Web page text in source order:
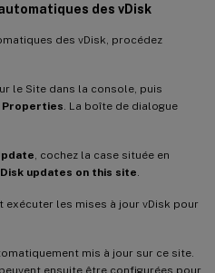
des vDisk
des vDisk, procédez
le Site dans la console, puis
Properties . La boîte de dialogue
, cochez la case située en
updates on this site
exécuter les mises à jour vDisk pour
mis à jour sur ce site.
ensuite être configurées pour